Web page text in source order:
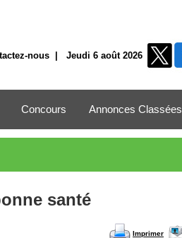
nous| Jeudi 6 août 2026
Concours Annonces Classées
santé
Imprimer